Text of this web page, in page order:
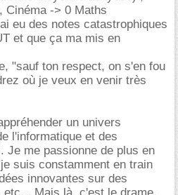
Cinéma -> 0 Maths
eu des notes catastrophiques
et que ça ma mis en
"sauf ton respect, on s'en fou
où je veux en venir très
un univers
l'informatique et des
Je me passionne de plus en
suis constamment en train
innovantes sur des